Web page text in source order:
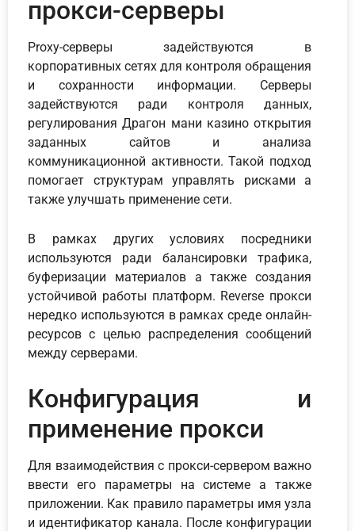
прокси-серверы
Proxy-серверы задействуются в
корпоративных сетях для контроля обращения
и сохранности информации. Серверы
задействуются ради контроля данных,
регулирования Драгон мани казино открытия
заданных сайтов и анализа
коммуникационной активности. Такой подход
помогает структурам управлять рисками а
также улучшать применение сети.
В рамках других условиях посредники
используются ради балансировки трафика,
буферизации материалов а также создания
устойчивой работы платформ. Reverse прокси
нередко используются в рамках среде онлайн-
ресурсов с целью распределения сообщений
между серверами.
Конфигурация и
применение прокси
Для взаимодействия с прокси-сервером важно
ввести его параметры на системе а также
приложении. Как правило параметры имя узла
и идентификатор канала. После конфигурации